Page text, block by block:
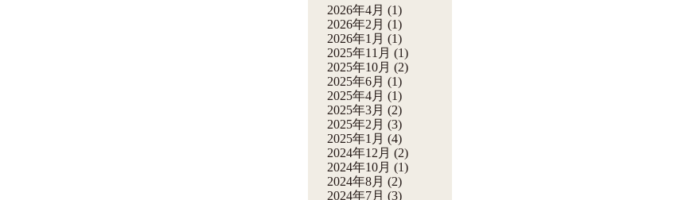
2026年4月 (1)
2026年2月 (1)
2026年1月 (1)
2025年11月 (1)
2025年10月 (2)
2025年6月 (1)
2025年4月 (1)
2025年3月 (2)
2025年2月 (3)
2025年1月 (4)
2024年12月 (2)
2024年10月 (1)
2024年8月 (2)
2024年7月 (3)